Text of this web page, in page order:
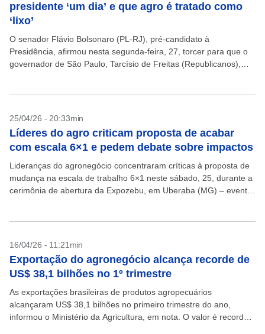
presidente ‘um dia’ e que agro é tratado como
‘lixo’
O senador Flávio Bolsonaro (PL-RJ), pré-candidato à
Presidência, afirmou nesta segunda-feira, 27, torcer para que o
governador de São Paulo, Tarcísio de Freitas (Republicanos),
25/04/26 - 20:33min
Líderes do agro criticam proposta de acabar
com escala 6×1 e pedem debate sobre impactos
Lideranças do agronegócio concentraram críticas à proposta de
mudança na escala de trabalho 6×1 neste sábado, 25, durante a
cerimônia de abertura da Expozebu, em Uberaba (MG) – evento
16/04/26 - 11:21min
Exportação do agronegócio alcança recorde de
US$ 38,1 bilhões no 1º trimestre
As exportações brasileiras de produtos agropecuários
alcançaram US$ 38,1 bilhões no primeiro trimestre do ano,
informou o Ministério da Agricultura, em nota. O valor é recorde